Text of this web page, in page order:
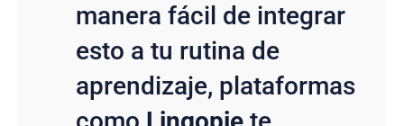
manera fácil de integrar
esto a tu rutina de
aprendizaje, plataformas